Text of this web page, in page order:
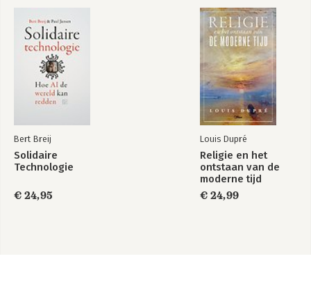
Bert Breij
Solidaire
Technologie
€ 24,95
Louis Dupré
Religie en het
ontstaan van de
moderne tijd
€ 24,99